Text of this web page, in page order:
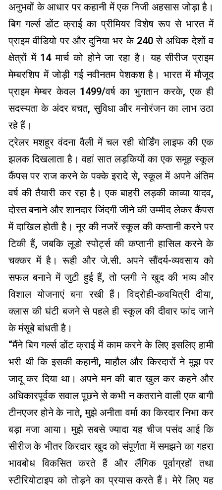
अनुभवों के आधार पर कहानी में एक निजी अहसास जोड़ा है।
बिग गर्ल्स डोंट क्राई का प्रीमियर विशेष रूप से भारत में
प्राइम वीडियो पर और दुनिया भर के 240 से अधिक देशों व
क्षेत्रों में 14 मार्च को होने जा रहा है। यह सीरीज प्राइम
मेम्बरशिप में जोड़ी गई नवीनतम पेशकश है। भारत में मौजूद
प्राइम मेम्बर केवल ₹1499/वर्ष का भुगतान करके, एक ही
सदस्यता के अंदर बचत, सुविधा और मनोरंजन का लाभ उठा
रहे हैं।
ट्रेलर मशहूर वंदना वैली में चल रही बोर्डिंग लाइफ की एक
झलक दिखलाता है। वहां सात लड़कियों का एक समूह स्कूल
कैंपस पर राज करने के पक्के इरादे से, स्कूल में अपने अंतिम
वर्ष की तैयारी कर रहा है। एक बाहरी लड़की काव्या यादव,
दोस्त बनाने और शानदार जिंदगी जीने की उम्मीद लेकर कैंपस
में दाखिल होती है। नूर की नजरें स्कूल की कप्तानी करने पर
टिकी हैं, जबकि लूडो स्पोर्ट्स की कप्तानी हासिल करने के
चक्कर में है। रूही और जे.सी. अपने सौंदर्य-व्यवसाय को
सफल बनाने में जुटी हुई हैं, तो प्लगी ने खुद की भव्य और
विशाल योजनाएं बना रखी हैं। विद्रोही-कवयित्री दीया,
क्लास की घंटी बजने से पहले ही स्कूल की दीवार फांद जाने
के मंसूबे बांधती है।
“मैंने बिग गर्ल्स डोंट क्राई में काम करने के लिए इसलिए हामी
भरी थी कि इसकी कहानी, माहौल और किरदारों ने मुझ पर
जादू कर दिया था। अपने मन की बात खुल कर कहने और
अधिकारपूर्वक सवाल पूछने से कभी न कतराने वाली एक बागी
टीनएजर होने के नाते, मुझे अनीता वर्मा का किरदार निभा कर
बड़ा मजा आया। मुझे सबसे ज्यादा यह चीज पसंद आई कि
सीरीज के भीतर किरदार खुद को संपूर्णता में समझने का गहरा
भावबोध विकसित करते हैं और लैंगिक पूर्वाग्रहों तथा
स्टीरियोटाइप को तोड़ने का प्रयास करते हैं। मेरे लिए यह